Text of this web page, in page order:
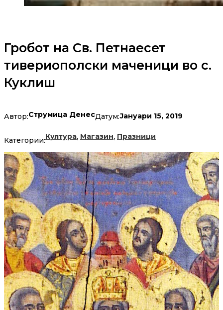
Гробот на Св. Петнаесет
тивериополски маченици во с.
Куклиш
Автор:Струмица ДенесДатум:Јануари 15, 2019
Категории:Култура, Магазин, Празници